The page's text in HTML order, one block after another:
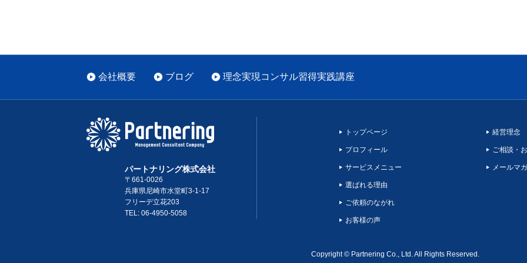
会社概要 ブログ 理念実現コンサル習得実践講座
パートナリング株式会社
〒661-0026
兵庫県尼崎市水堂町3-1-17
フリーデ立花203
TEL: 06-4950-5058
経営理念
ご相談・
メールマ
トップページ
プロフィール
サービスメニュー
選ばれる理由
ご依頼のながれ
お客様の声
Copyright © Partnering Co., Ltd. All Rights Reserved.